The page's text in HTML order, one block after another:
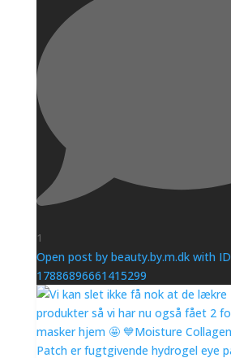
1
Open post by beauty.by.m.dk with ID
17886896661415299